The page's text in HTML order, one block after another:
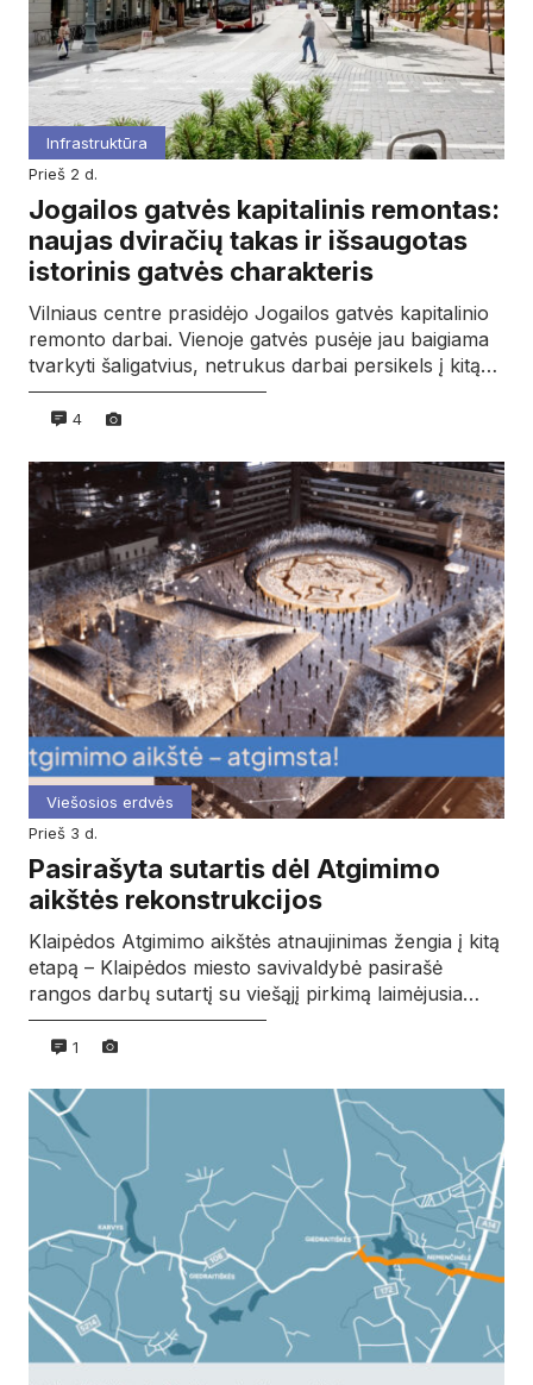
Infrastruktūra
prieš 2 d.
Jogailos gatvės kapitalinis remontas:
naujas dviračių takas ir išsaugotas
istorinis gatvės charakteris
Vilniaus centre prasidėjo Jogailos gatvės kapitalinio
remonto darbai. Vienoje gatvės pusėje jau baigiama
tvarkyti šaligatvius, netrukus darbai persikels į kitą…
4
Viešosios erdvės
prieš 3 d.
Pasirašyta sutartis dėl Atgimimo
aikštės rekonstrukcijos
Klaipėdos Atgimimo aikštės atnaujinimas žengia į kitą
etapą – Klaipėdos miesto savivaldybė pasirašė
rangos darbų sutartį su viešąjį pirkimą laimėjusia…
1